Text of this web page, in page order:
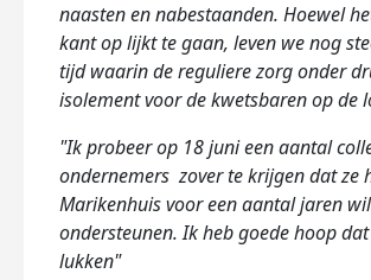
naasten en nabestaanden. Hoewel
kant op lijkt te gaan, leven we nog
tijd waarin de reguliere zorg onder
isolement voor de kwetsbaren op de
"Ik probeer op 18 juni een aantal
ondernemers zover te krijgen dat ze
Marikenhuis voor een aantal jaren
ondersteunen. Ik heb goede hoop
lukken"